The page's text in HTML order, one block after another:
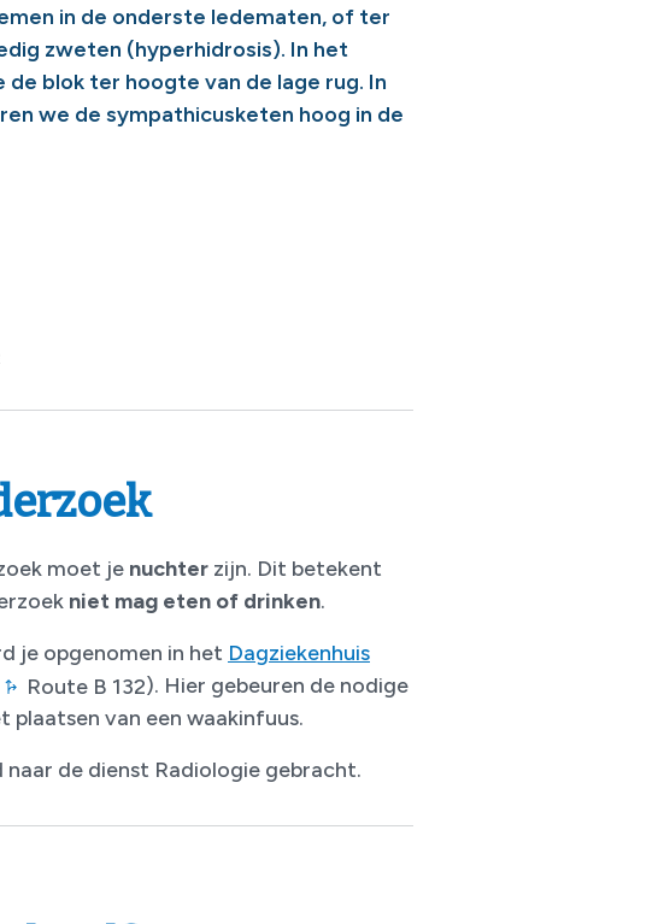
in de onderste ledematen, of ter
zweten (hyperhidrosis). In het
blok ter hoogte van de lage rug. In
we de sympathicusketen hoog in de
moet je nuchter zijn. Dit betekent
niet mag eten of drinken.
je opgenomen in het Dagziekenhuis
Route B 132). Hier gebeuren de nodige
plaatsen van een waakinfuus.
de dienst Radiologie gebracht.